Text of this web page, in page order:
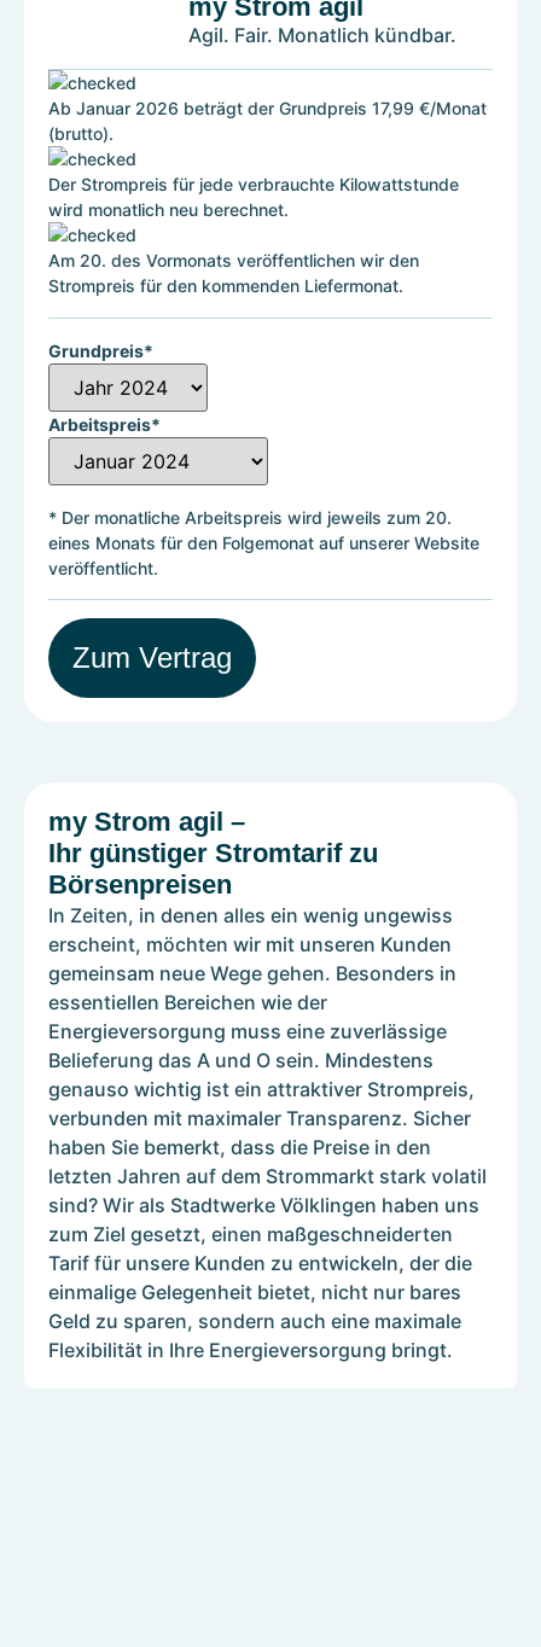
my Strom agil
Agil. Fair. Monatlich kündbar.
Ab Januar 2026 beträgt der Grundpreis 17,99 €/Monat
(brutto).
Der Strompreis für jede verbrauchte Kilowattstunde
wird monatlich neu berechnet.
Am 20. des Vormonats veröffentlichen wir den
Strompreis für den kommenden Liefermonat.
Grundpreis*
Arbeitspreis*
* Der monatliche Arbeitspreis wird jeweils zum 20.
eines Monats für den Folgemonat auf unserer Website
veröffentlicht.
Zum Vertrag
my Strom agil –
Ihr günstiger Stromtarif zu
Börsenpreisen
In Zeiten, in denen alles ein wenig ungewiss
erscheint, möchten wir mit unseren Kunden
gemeinsam neue Wege gehen. Besonders in
essentiellen Bereichen wie der
Energieversorgung muss eine zuverlässige
Belieferung das A und O sein. Mindestens
genauso wichtig ist ein attraktiver Strompreis,
verbunden mit maximaler Transparenz. Sicher
haben Sie bemerkt, dass die Preise in den
letzten Jahren auf dem Strommarkt stark volatil
sind? Wir als Stadtwerke Völklingen haben uns
zum Ziel gesetzt, einen maßgeschneiderten
Tarif für unsere Kunden zu entwickeln, der die
einmalige Gelegenheit bietet, nicht nur bares
Geld zu sparen, sondern auch eine maximale
Flexibilität in Ihre Energieversorgung bringt.